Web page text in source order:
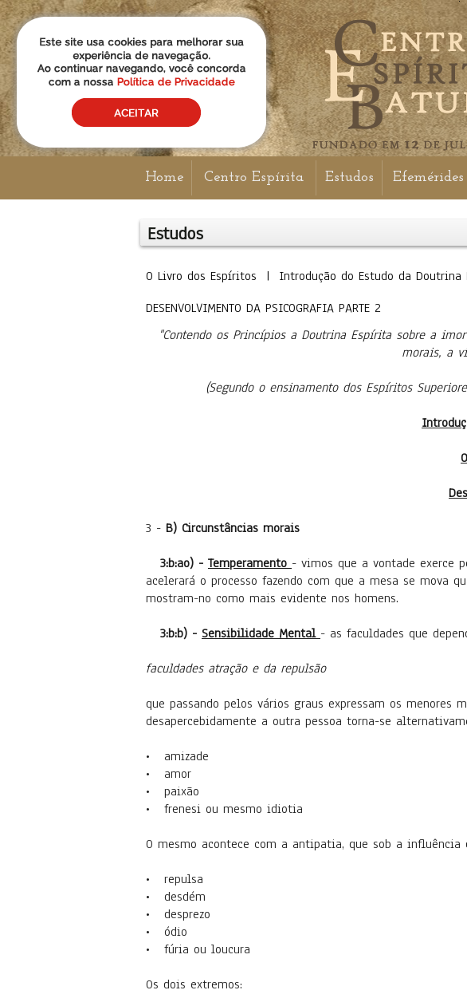
Home Centro Espírita Estudos Efemérides
Estudos
O Livro dos Espíritos | Introdução do Estudo da
DESENVOLVIMENTO DA PSICOGRAFIA PARTE 2
"Contendo os Princípios a Doutrina Espírita sobre a
morais, a
(Segundo o ensinamento dos Espíritos
3 - B) Circunstâncias morais
3:b:ao) - Temperamento - vimos que a vontade exerce
acelerará o processo fazendo com que a mesa se mova
mostram-no como mais evidente nos homens.
3:b:b) - Sensibilidade Mental - as faculdades que
faculdades atração e da repulsão
que passando pelos vários graus expressam os
desapercebidamente a outra pessoa torna-se
• amizade
• amor
• paixão
• frenesi ou mesmo idiotia
O mesmo acontece com a antipatia, que sob a influência
• repulsa
• desdém
• desprezo
• ódio
• fúria ou loucura
Os dois extremos: